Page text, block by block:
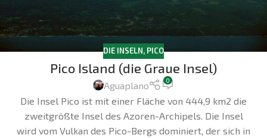
DIE INSELN, PICO
Pico Island (die Graue Insel)
Aguaplano 0
Die Insel Pico ist mit einer Fläche von 444,9 km2 die
zweitgrößte Insel des Azoren-Archipels. Die Insel
wird vom Vulkan des Pico-Bergs dominiert, der sich in